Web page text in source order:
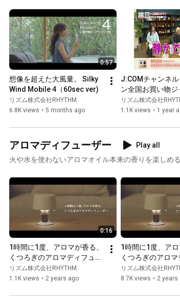
0:57
想像を超えた大風量。 Silky
Wind Mobile 4（60sec ver)
リズム株式会社RHYTHM
6.8K views • 5 months ago
J:COMチャンネ
ン全国お買い物ジ
（【2重反転ファ
Wind Circulatorの
リズム株式会社
1.1K views • 1 year
アロマディフューザー
Play all
火や水を使わないアロマオイル本来の香りを楽しめ
0:16
1時間に1度、アロマが香る、
くつろぎのアロマディフュー
ザー　15秒版
「AROMAFUN  hour（アロマ
9YYA28RH03　リズム
リズム株式会社RHYTHM
1.1K views • 2 years ago
1時間に1度、アロ
くつろぎのアロマ
ザー「
ロマファンアワー
RHYTHM
リズム株式会社
8.7K views • 2 years